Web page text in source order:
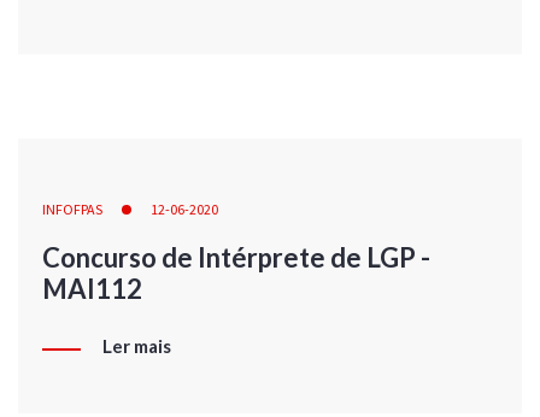
INFOFPAS 12-06-2020
Concurso de Intérprete de LGP -
MAI112
Ler mais